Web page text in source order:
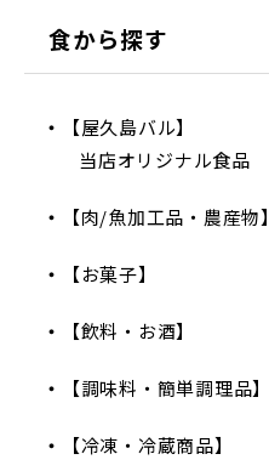
食から探す
【屋久島バル】
当店オリジナル食品
【肉/魚加工品・農産物】
【お菓子】
【飲料・お酒】
【調味料・簡単調理品】
【冷凍・冷蔵商品】